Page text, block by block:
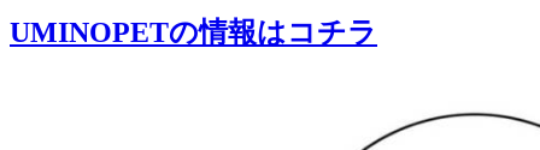
UMINOPETの情報はコチラ